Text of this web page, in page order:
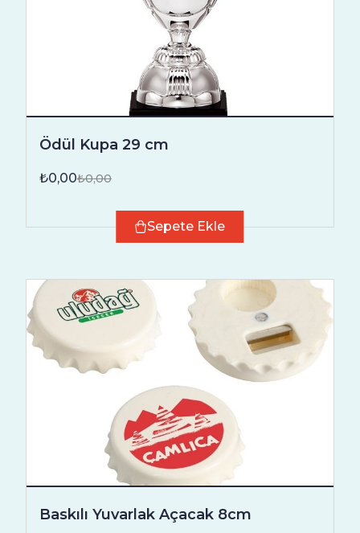
Ödül Kupa 29 cm
₺0,00₺0,00
Sepete Ekle
Baskılı Yuvarlak Açacak 8cm